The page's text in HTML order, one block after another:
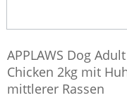
APPLAWS Dog
Chicken 2kg mit
mittlerer Rassen